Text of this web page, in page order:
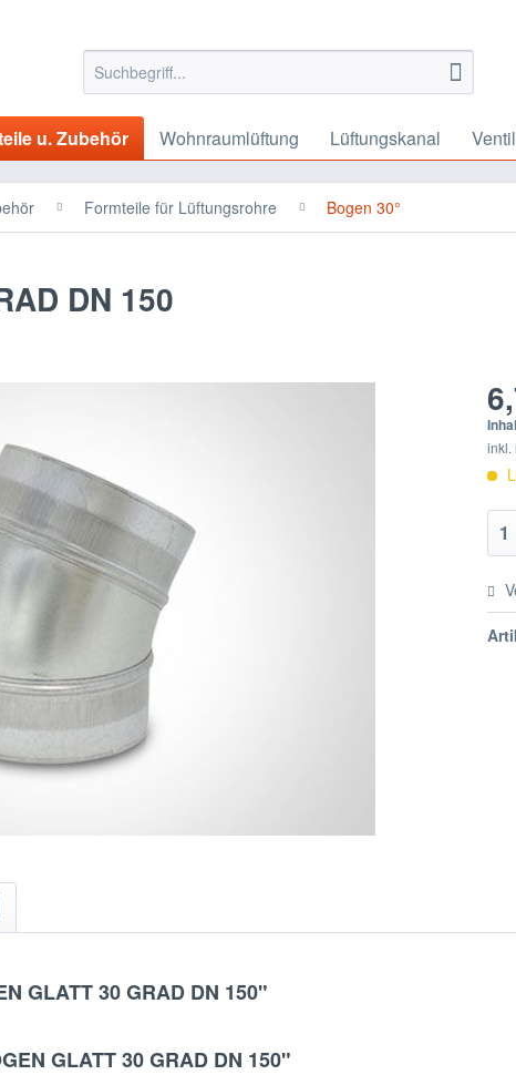
u. Zubehör Wohnraumlüftung Lüftungskanal
Formteile für Lüftungsrohre Bogen 30°
DN 150
inkl.
GLATT 30 GRAD DN 150"
GLATT 30 GRAD DN 150"